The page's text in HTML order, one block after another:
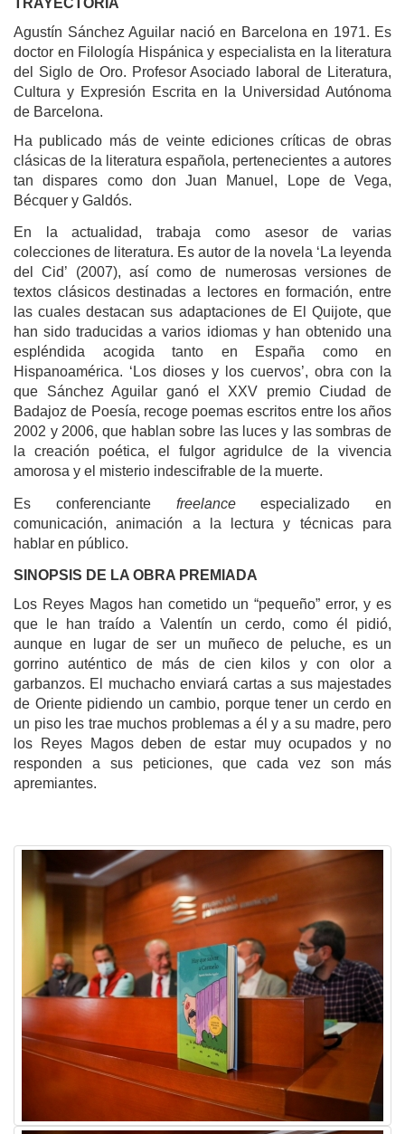
TRAYECTORIA
Agustín Sánchez Aguilar nació en Barcelona en 1971. Es
doctor en Filología Hispánica y especialista en la literatura
del Siglo de Oro. Profesor Asociado laboral de Literatura,
Cultura y Expresión Escrita en la Universidad Autónoma
de Barcelona.
Ha publicado más de veinte ediciones críticas de obras
clásicas de la literatura española, pertenecientes a autores
tan dispares como don Juan Manuel, Lope de Vega,
Bécquer y Galdós.
En la actualidad, trabaja como asesor de varias
colecciones de literatura. Es autor de la novela ‘La leyenda
del Cid’ (2007), así como de numerosas versiones de
textos clásicos destinadas a lectores en formación, entre
las cuales destacan sus adaptaciones de El Quijote, que
han sido traducidas a varios idiomas y han obtenido una
espléndida acogida tanto en España como en
Hispanoamérica. ‘Los dioses y los cuervos’, obra con la
que Sánchez Aguilar ganó el XXV premio Ciudad de
Badajoz de Poesía, recoge poemas escritos entre los años
2002 y 2006, que hablan sobre las luces y las sombras de
la creación poética, el fulgor agridulce de la vivencia
amorosa y el misterio indescifrable de la muerte.
Es conferenciante freelanceespecializado en
comunicación, animación a la lectura y técnicas para
hablar en público.
SINOPSIS DE LA OBRA PREMIADA
Los Reyes Magos han cometido un “pequeño” error, y es
que le han traído a Valentín un cerdo, como él pidió,
aunque en lugar de ser un muñeco de peluche, es un
gorrino auténtico de más de cien kilos y con olor a
garbanzos. El muchacho enviará cartas a sus majestades
de Oriente pidiendo un cambio, porque tener un cerdo en
un piso les trae muchos problemas a él y a su madre, pero
los Reyes Magos deben de estar muy ocupados y no
responden a sus peticiones, que cada vez son más
apremiantes.